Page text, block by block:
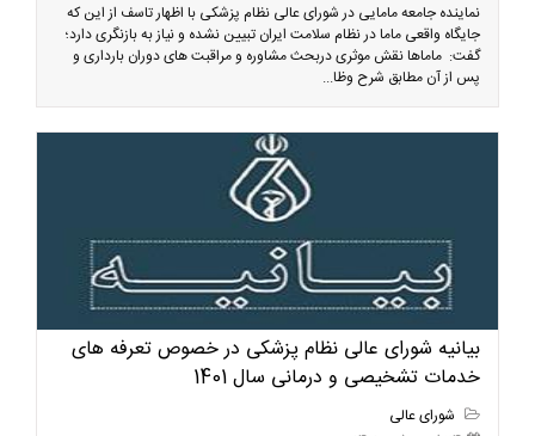
نماینده جامعه مامایی در شورای عالی نظام پزشکی با اظهار تاسف از این که
جایگاه واقعی ماما در نظام سلامت ایران تبیین نشده و نیاز به بازنگری دارد؛
گفت: ماماها نقش موثری دربحث مشاوره و مراقبت های دوران بارداری و
پس از آن مطابق شرح وظا...
بیانیه شورای عالی نظام پزشکی در خصوص تعرفه های
خدمات تشخیصی و درمانی سال 1401
شورای عالی